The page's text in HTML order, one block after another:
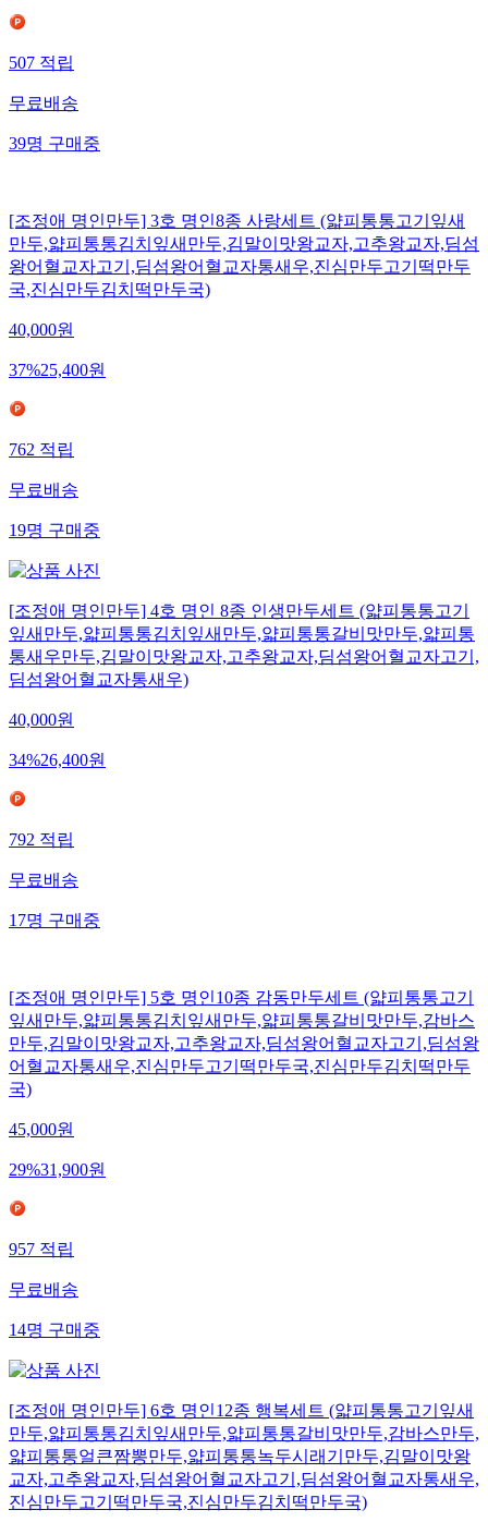
507적립
무료배송
39명구매중
[조정애 명인만두] 3호 명인8종 사랑세트 (얇피통통고기잎새
만두,얇피통통김치잎새만두,김말이맛왕교자,고추왕교자,딤섬
왕어혈교자고기,딤섬왕어혈교자통새우,진심만두고기떡만두
국,진심만두김치떡만두국)
40,000원
37%25,400원
762적립
무료배송
19명구매중
[조정애 명인만두] 4호 명인 8종 인생만두세트 (얇피통통고기
잎새만두,얇피통통김치잎새만두,얇피통통갈비맛만두,얇피통
통새우만두,김말이맛왕교자,고추왕교자,딤섬왕어혈교자고기,
딤섬왕어혈교자통새우)
40,000원
34%26,400원
792적립
무료배송
17명구매중
[조정애 명인만두] 5호 명인10종 감동만두세트 (얇피통통고기
잎새만두,얇피통통김치잎새만두,얇피통통갈비맛만두,감바스
만두,김말이맛왕교자,고추왕교자,딤섬왕어혈교자고기,딤섬왕
어혈교자통새우,진심만두고기떡만두국,진심만두김치떡만두
국)
45,000원
29%31,900원
957적립
무료배송
14명구매중
[조정애 명인만두] 6호 명인12종 행복세트 (얇피통통고기잎새
만두,얇피통통김치잎새만두,얇피통통갈비맛만두,감바스만두,
얇피통통얼큰짬뽕만두,얇피통통녹두시래기만두,김말이맛왕
교자,고추왕교자,딤섬왕어혈교자고기,딤섬왕어혈교자통새우,
진심만두고기떡만두국,진심만두김치떡만두국)